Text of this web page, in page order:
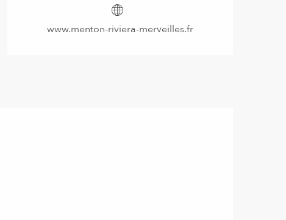
www.menton-riviera-merveilles.fr